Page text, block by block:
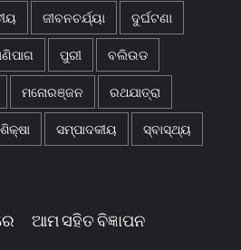
ଜୀବନଚର୍ଯ୍ୟା ଦୁର୍ଘଟଣା
ପୁରୀ ବଲିଉଡ
ମନୋରଞ୍ଜନ ରଥଯାତ୍ରା
ଶିକ୍ଷା ସମ୍ପାଦକୀୟ ସ୍ବାସ୍ଥ୍ୟ
ଆମ ସହିତ ବିଜ୍ଞାପନ